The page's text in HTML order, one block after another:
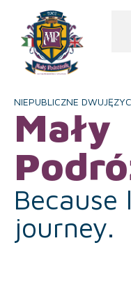
NIEPUBLICZNE
Mały
Because
journey.